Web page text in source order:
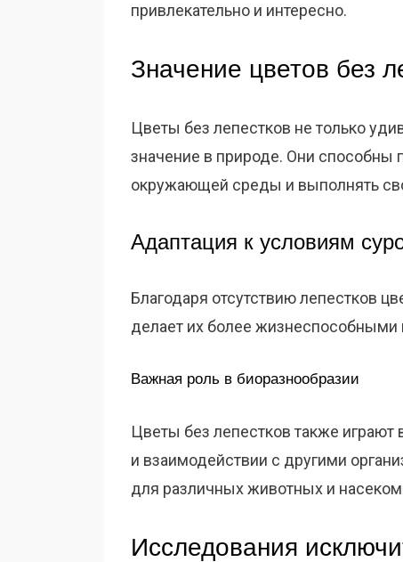
привлекательно и интересно.
Значение цветов без
Цветы без лепестков не только
значение в природе. Они способны
окружающей среды и выполнять
Адаптация к условиям
Благодаря отсутствию лепестков
делает их более жизнеспособными
Важная роль в биоразнообразии
Цветы без лепестков также
и взаимодействии с другими
для различных животных и
Исследования